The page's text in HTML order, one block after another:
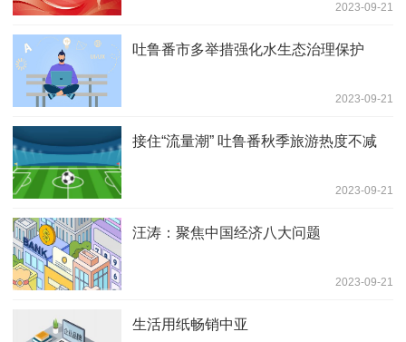
2023-09-21
吐鲁番市多举措强化水生态治理保护
2023-09-21
接住“流量潮” 吐鲁番秋季旅游热度不减
2023-09-21
汪涛：聚焦中国经济八大问题
2023-09-21
生活用纸畅销中亚